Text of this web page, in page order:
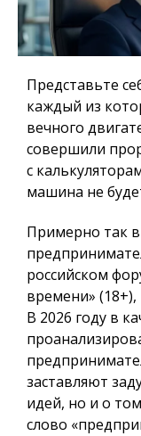
Представьте
каждый из
вечного
совершили
с
машина не
Примерно так
российском
времени»
В 2026 году в
заставляют
идей, но и о
слово